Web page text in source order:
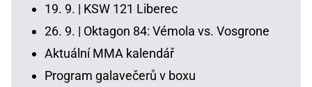
19. 9. | KSW 121 Liberec
26. 9. | Oktagon 84: Vémola vs. Vosgrone
Aktuální MMA kalendář
Program galavečerů v boxu